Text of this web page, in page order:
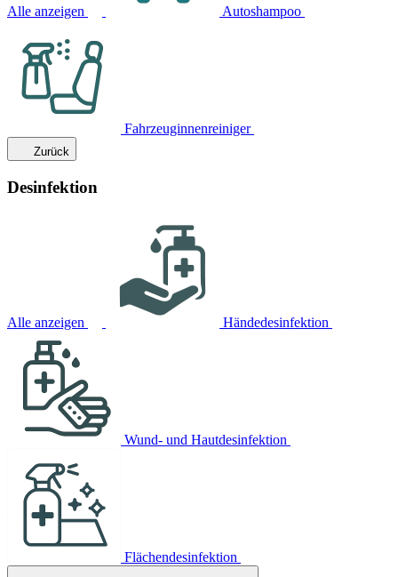
Alle anzeigen Autoshampoo
Fahrzeuginnenreiniger
Zurück
Desinfektion
Alle anzeigen Händedesinfektion
Wund- und Hautdesinfektion
Flächendesinfektion